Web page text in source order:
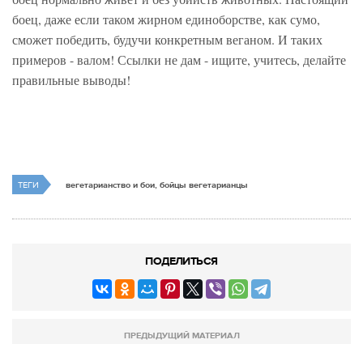
боец, даже если таком жирном единоборстве, как сумо,
сможет победить, будучи конкретным веганом. И таких
примеров - валом! Ссылки не дам - ищите, учитесь, делайте
правильные выводы!
ТЕГИ вегетарианство и бои, бойцы вегетарианцы
ПОДЕЛИТЬСЯ
ПРЕДЫДУЩИЙ МАТЕРИАЛ